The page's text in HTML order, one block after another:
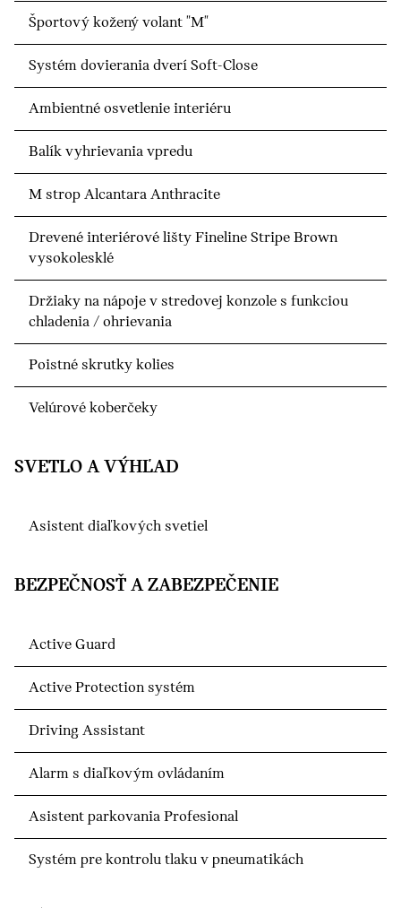
Športový kožený volant "M"
Systém dovierania dverí Soft-Close
Ambientné osvetlenie interiéru
Balík vyhrievania vpredu
M strop Alcantara Anthracite
Drevené interiérové lišty Fineline Stripe Brown
vysokolesklé
Držiaky na nápoje v stredovej konzole s funkciou
chladenia / ohrievania
Poistné skrutky kolies
Velúrové koberčeky
SVETLO A VÝHĽAD
Asistent diaľkových svetiel
BEZPEČNOSŤ A ZABEZPEČENIE
Active Guard
Active Protection systém
Driving Assistant
Alarm s diaľkovým ovládaním
Asistent parkovania Profesional
Systém pre kontrolu tlaku v pneumatikách